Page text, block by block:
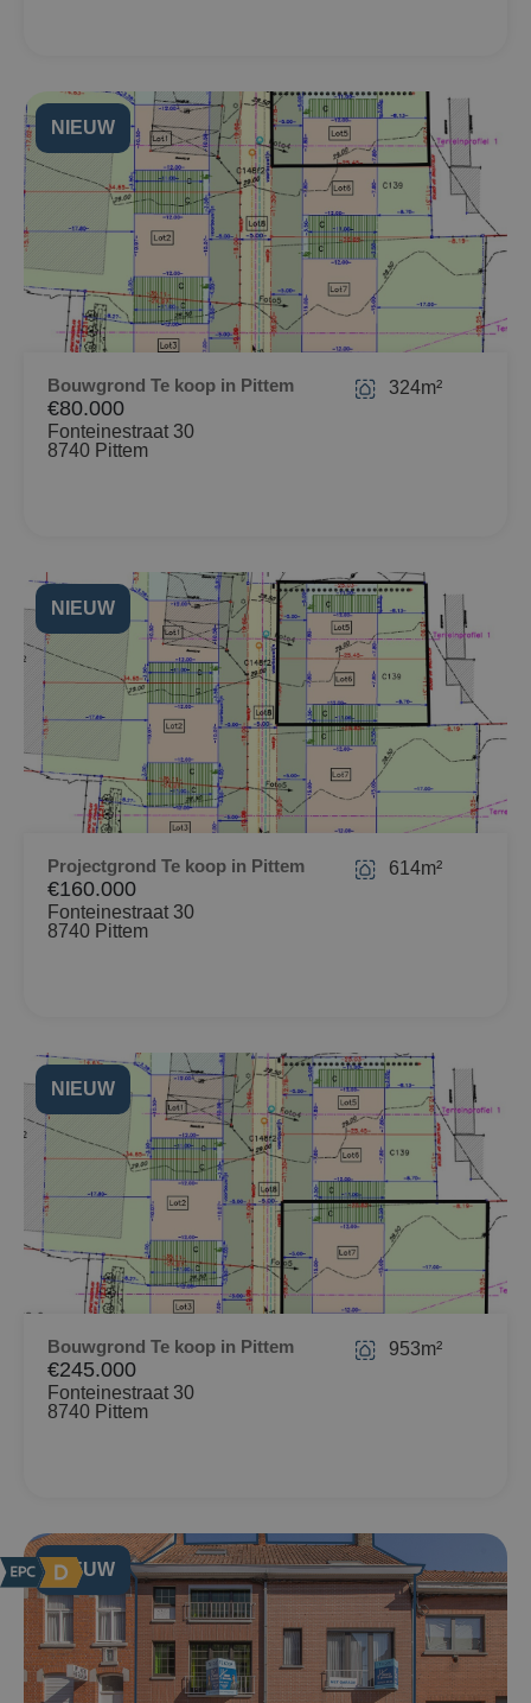
NIEUW
Bouwgrond Te koop in Pittem
€80.000
Fonteinestraat 30
8740 Pittem
324m²
NIEUW
Projectgrond Te koop in Pittem
€160.000
Fonteinestraat 30
8740 Pittem
614m²
NIEUW
Bouwgrond Te koop in Pittem
€245.000
Fonteinestraat 30
8740 Pittem
953m²
NIEUW